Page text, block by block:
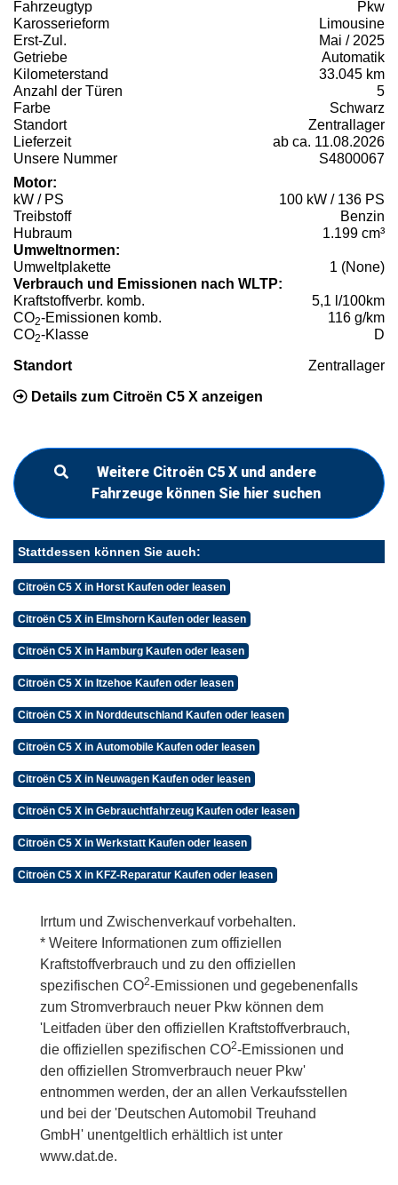
Fahrzeugtyp
Pkw
Karosserieform
Limousine
Erst-Zul.
Mai / 2025
Getriebe
Automatik
Kilometerstand
33.045 km
Anzahl der Türen
5
Farbe
Schwarz
Standort
Zentrallager
Lieferzeit
ab ca. 11.08.2026
Unsere Nummer
S4800067
Motor:
kW / PS
100 kW / 136 PS
Treibstoff
Benzin
Hubraum
1.199 cm³
Umweltnormen:
Umweltplakette
1 (None)
Verbrauch und Emissionen nach WLTP:
Kraftstoffverbr. komb.
5,1 l/100km
CO2-Emissionen komb.
116 g/km
CO2-Klasse D
Standort Zentrallager
Details zum Citroën C5 X anzeigen
Weitere Citroën C5 X und andere
Fahrzeuge können Sie hier suchen
Stattdessen können Sie auch:
Citroën C5 X in Horst Kaufen oder leasen
Citroën C5 X in Elmshorn Kaufen oder leasen
Citroën C5 X in Hamburg Kaufen oder leasen
Citroën C5 X in Itzehoe Kaufen oder leasen
Citroën C5 X in Norddeutschland Kaufen oder leasen
Citroën C5 X in Automobile Kaufen oder leasen
Citroën C5 X in Neuwagen Kaufen oder leasen
Citroën C5 X in Gebrauchtfahrzeug Kaufen oder leasen
Citroën C5 X in Werkstatt Kaufen oder leasen
Citroën C5 X in KFZ-Reparatur Kaufen oder leasen
Irrtum und Zwischenverkauf vorbehalten.
* Weitere Informationen zum offiziellen
Kraftstoffverbrauch und zu den offiziellen
spezifischen CO2-Emissionen und gegebenenfalls
zum Stromverbrauch neuer Pkw können dem
'Leitfaden über den offiziellen Kraftstoffverbrauch,
die offiziellen spezifischen CO2-Emissionen und
den offiziellen Stromverbrauch neuer Pkw'
entnommen werden, der an allen Verkaufsstellen
und bei der 'Deutschen Automobil Treuhand
GmbH' unentgeltlich erhältlich ist unter
www.dat.de.